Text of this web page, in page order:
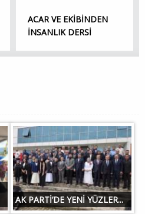
ACAR VE EKİBİNDEN
İNSANLIK DERSİ
AK PARTİ’DE YENİ YÜZLER...